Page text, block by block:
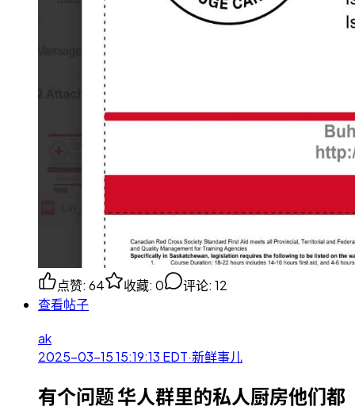
点赞: 64 收藏: 0 评论: 12
查看帖子
ak
2025-03-15 15:19:13 EDT·新鲜事儿
有个问题 华人群里的私人厨房他们都